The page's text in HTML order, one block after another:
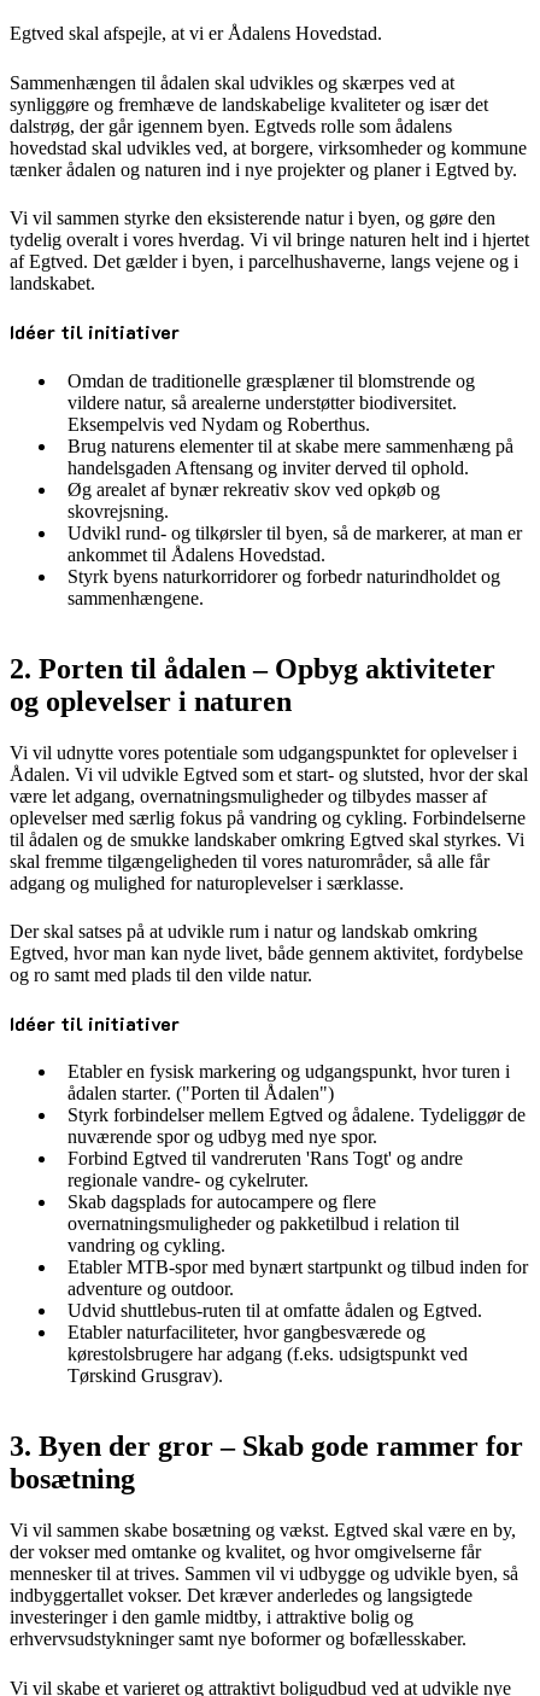
Egtved skal afspejle, at vi er Ådalens Hovedstad.
Sammenhængen til ådalen skal udvikles og skærpes ved at
synliggøre og fremhæve de landskabelige kvaliteter og især det
dalstrøg, der går igennem byen. Egtveds rolle som ådalens
hovedstad skal udvikles ved, at borgere, virksomheder og kommune
tænker ådalen og naturen ind i nye projekter og planer i Egtved by.
Vi vil sammen styrke den eksisterende natur i byen, og gøre den
tydelig overalt i vores hverdag. Vi vil bringe naturen helt ind i hjertet
af Egtved. Det gælder i byen, i parcelhushaverne, langs vejene og i
landskabet.
Idéer til initiativer
Omdan de traditionelle græsplæner til blomstrende og
vildere natur, så arealerne understøtter biodiversitet.
Eksempelvis ved Nydam og Roberthus.
Brug naturens elementer til at skabe mere sammenhæng på
handelsgaden Aftensang og inviter derved til ophold.
Øg arealet af bynær rekreativ skov ved opkøb og
skovrejsning.
Udvikl rund- og tilkørsler til byen, så de markerer, at man er
ankommet til Ådalens Hovedstad.
Styrk byens naturkorridorer og forbedr naturindholdet og
sammenhængene.
2. Porten til ådalen – Opbyg aktiviteter
og oplevelser i naturen
Vi vil udnytte vores potentiale som udgangspunktet for oplevelser i
Ådalen. Vi vil udvikle Egtved som et start- og slutsted, hvor der skal
være let adgang, overnatningsmuligheder og tilbydes masser af
oplevelser med særlig fokus på vandring og cykling. Forbindelserne
til ådalen og de smukke landskaber omkring Egtved skal styrkes. Vi
skal fremme tilgængeligheden til vores naturområder, så alle får
adgang og mulighed for naturoplevelser i særklasse.
Der skal satses på at udvikle rum i natur og landskab omkring
Egtved, hvor man kan nyde livet, både gennem aktivitet, fordybelse
og ro samt med plads til den vilde natur.
Idéer til initiativer
Etabler en fysisk markering og udgangspunkt, hvor turen i
ådalen starter. ("Porten til Ådalen")
Styrk forbindelser mellem Egtved og ådalene. Tydeliggør de
nuværende spor og udbyg med nye spor.
Forbind Egtved til vandreruten 'Rans Togt' og andre
regionale vandre- og cykelruter.
Skab dagsplads for autocampere og flere
overnatningsmuligheder og pakketilbud i relation til
vandring og cykling.
Etabler MTB-spor med bynært startpunkt og tilbud inden for
adventure og outdoor.
Udvid shuttlebus-ruten til at omfatte ådalen og Egtved.
Etabler naturfaciliteter, hvor gangbesværede og
kørestolsbrugere har adgang (f.eks. udsigtspunkt ved
Tørskind Grusgrav).
3. Byen der gror – Skab gode rammer for
bosætning
Vi vil sammen skabe bosætning og vækst. Egtved skal være en by,
der vokser med omtanke og kvalitet, og hvor omgivelserne får
mennesker til at trives. Sammen vil vi udbygge og udvikle byen, så
indbyggertallet vokser. Det kræver anderledes og langsigtede
investeringer i den gamle midtby, i attraktive bolig og
erhvervsudstykninger samt nye boformer og bofællesskaber.
Vi vil skabe et varieret og attraktivt boligudbud ved at udvikle nye